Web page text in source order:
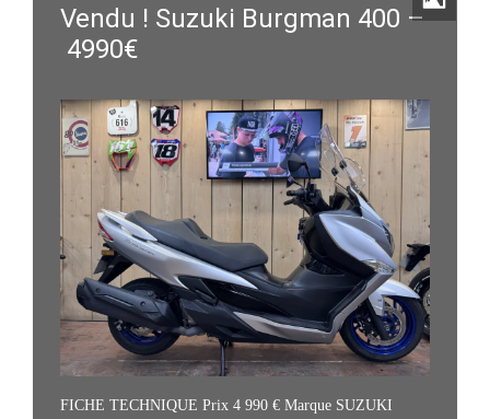
Vendu ! Suzuki Burgman 400 –
4990€
FICHE TECHNIQUE Prix 4 990 € Marque SUZUKI